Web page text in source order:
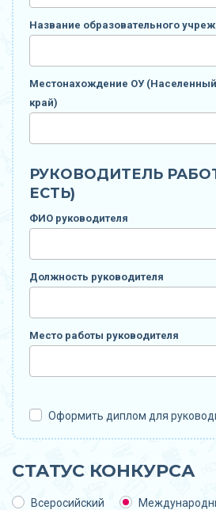
Название образовательного
Местонахождение ОУ (Населенный
край)
РУКОВОДИТЕЛЬ
ЕСТЬ)
ФИО руководителя
Должность руководителя
Место работы руководителя
Оформить диплом для
СТАТУС КОНКУРСА
Всеросийский